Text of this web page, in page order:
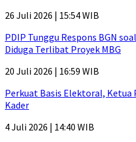
26 Juli 2026 | 15:54 WIB
PDIP Tunggu Respons BGN
Diduga Terlibat Proyek MBG
20 Juli 2026 | 16:59 WIB
Perkuat Basis Elektoral, Ketua
Kader
4 Juli 2026 | 14:40 WIB